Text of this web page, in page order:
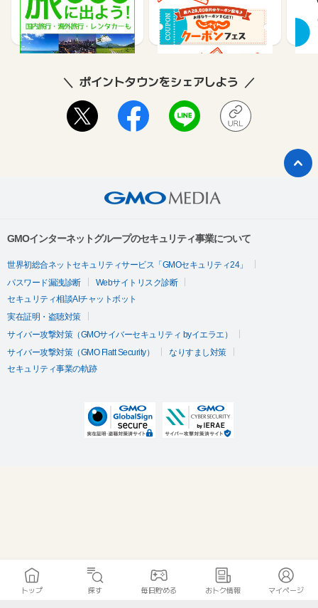
1% 1.2%
ポイントタウンをシェアしよう
GMOインターネットグループのセキュリティ事業について
世界初総合ネットセキュリティサービス「GMOセキュリティ24」
パスワード漏洩診断
Webサイトリスク診断
セキュリティ相談AIチャットボット
実在証明・盗聴対策
サイバー攻撃対策（GMOサイバーセキュリティ byイエラエ）
サイバー攻撃対策（GMO Flatt Security）
なりすまし対策
セキュリティ事業の軌跡
トップ 探す 毎日貯める おトク情報 マイページ